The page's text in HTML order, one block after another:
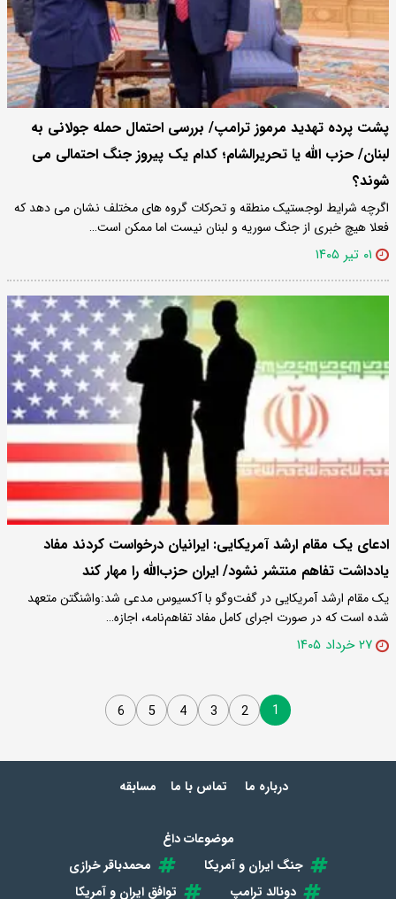
پشت پرده تهدید مرموز ترامپ/ بررسی احتمال حمله جولانی به
لبنان/ حزب الله یا تحریرالشام؛ کدام یک پیروز جنگ احتمالی می
شوند؟
اگرچه شرایط لوجستیک منطقه و تحرکات گروه های مختلف نشان می دهد که
فعلا هیچ خبری از جنگ سوریه و لبنان نیست اما ممکن است…
۰۱ تیر ۱۴۰۵
ادعای یک مقام ارشد آمریکایی: ایرانیان درخواست کردند مفاد
یادداشت تفاهم منتشر نشود/ ایران حزب‌الله را مهار کند
یک مقام ارشد آمریکایی در گفت‌وگو با آکسیوس مدعی شد:واشنگتن متعهد
شده است که در صورت اجرای کامل مفاد تفاهم‌نامه، اجازه…
۲۷ خرداد ۱۴۰۵
1
2
3
4
5
6
درباره ما تماس با ما مسابقه
موضوعات داغ
جنگ ایران و آمریکا
محمدباقر خرازی
دونالد ترامپ
توافق ایران و آمریکا